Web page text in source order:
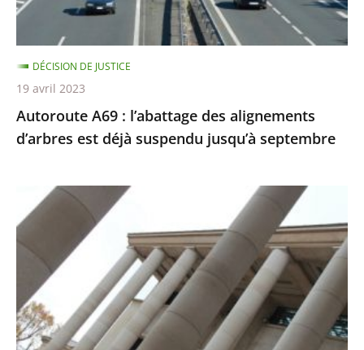
est
suspendu
jusqu’à
septembre
Autoroute A69 : l’abattage des alignements
d’arbres est déjà suspendu jusqu’à septembre
DÉCISION DE JUSTICE
19 avril 2023
tableau
Fuck
abstraction
!
»